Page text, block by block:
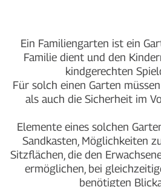
Ein Familiengarten ist ein
Familie dient und den
kindgerechten
Für solch einen Garten
als auch die Sicherheit im
Elemente eines solchen
Sandkasten, Möglichkeiten
Sitzflächen, die den
ermöglichen, bei
benötigten